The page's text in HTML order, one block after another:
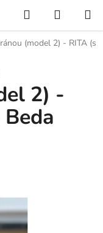
Hledat
KOŠÍK
(model 2) - RITA (s
2) -